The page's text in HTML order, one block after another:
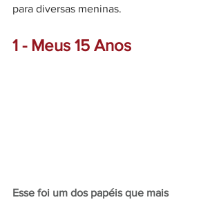
para diversas meninas.
1 - Meus 15 Anos
Esse foi um dos papéis que mais